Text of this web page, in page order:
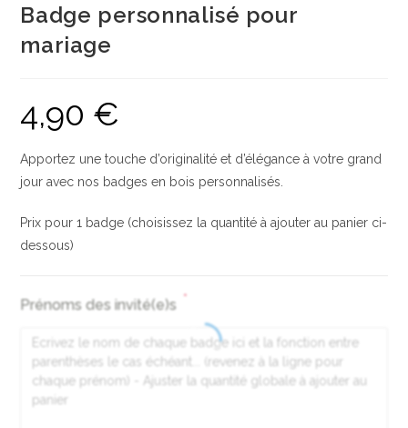
Badge personnalisé pour
mariage
4,90 €
Apportez une touche d’originalité et d’élégance à votre grand
jour avec nos badges en bois personnalisés.
Prix pour 1 badge (choisissez la quantité à ajouter au panier ci-
dessous)
Prénoms des invité(e)s *